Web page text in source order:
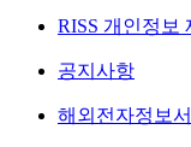
RISS 개인정보
공지사항
해외전자정보